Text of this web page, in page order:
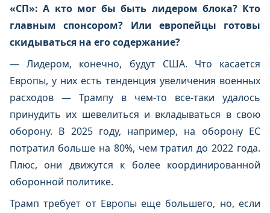
«СП»: А кто мог бы быть лидером блока? Кто
главным спонсором? Или европейцы готовы
скидываться на его содержание?
— Лидером, конечно, будут США. Что касается
Европы, у них есть тенденция увеличения военных
расходов — Трампу в чем-то все-таки удалось
принудить их шевелиться и вкладываться в свою
оборону. В 2025 году, например, на оборону ЕС
потратил больше на 80%, чем тратил до 2022 года.
Плюс, они движутся к более координированной
оборонной политике.
Трамп требует от Европы еще большего, но, если